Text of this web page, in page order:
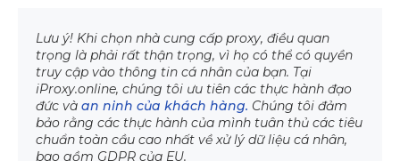
Lưu ý! Khi chọn nhà cung cấp proxy, điều quan
trọng là phải rất thận trọng, vì họ có thể có quyền
truy cập vào thông tin cá nhân của bạn. Tại
iProxy.online, chúng tôi ưu tiên các thực hành đạo
đức và an ninh của khách hàng. Chúng tôi đảm
bảo rằng các thực hành của mình tuân thủ các tiêu
chuẩn toàn cầu cao nhất về xử lý dữ liệu cá nhân,
bao gồm GDPR của EU.